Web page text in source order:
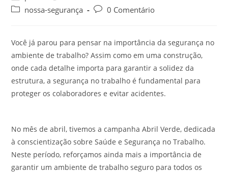
nossa-segurança
0 Comentário
Você já parou para pensar na importância da segurança no
ambiente de trabalho? Assim como em uma construção,
onde cada detalhe importa para garantir a solidez da
estrutura, a segurança no trabalho é fundamental para
proteger os colaboradores e evitar acidentes.
No mês de abril, tivemos a campanha Abril Verde, dedicada
à conscientização sobre Saúde e Segurança no Trabalho.
Neste período, reforçamos ainda mais a importância de
garantir um ambiente de trabalho seguro para todos os